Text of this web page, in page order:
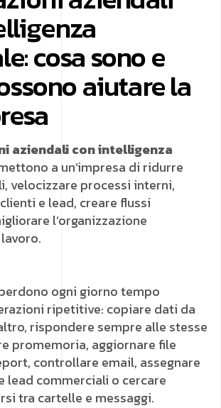
cosa sono e
aiutare la
aziendali con intelligenza
a un’impresa di ridurre
velocizzare processi interni,
e lead, creare flussi
l’organizzazione
ogni giorno tempo
ripetitive: copiare dati da
rispondere sempre alle stesse
promemoria, aggiornare file
controllare email, assegnare
lead commerciali o cercare
tra cartelle e messaggi.